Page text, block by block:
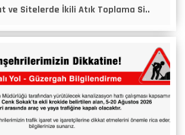
ve Sitelerde İkili Atık Toplama Si..